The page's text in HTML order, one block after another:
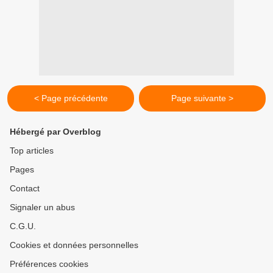
< Page précédente Page suivante >
Hébergé par Overblog
Top articles
Pages
Contact
Signaler un abus
C.G.U.
Cookies et données personnelles
Préférences cookies